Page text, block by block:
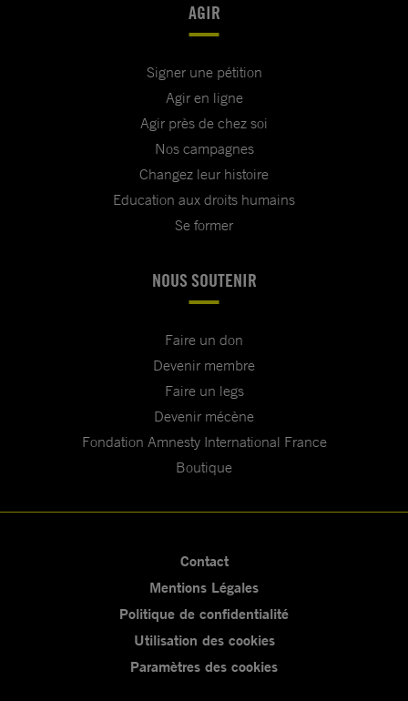
AGIR
Signer une pétition
Agir en ligne
Agir près de chez soi
Nos campagnes
Changez leur histoire
Education aux droits humains
Se former
NOUS SOUTENIR
Faire un don
Devenir membre
Faire un legs
Devenir mécène
Fondation Amnesty International France
Boutique
Contact
Mentions Légales
Politique de confidentialité
Utilisation des cookies
Paramètres des cookies